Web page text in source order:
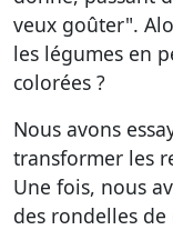
veux goûter".
les légumes en
colorées ?
Nous avons
transformer les
Une fois, nous
des rondelles